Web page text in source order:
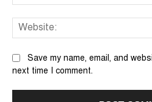
Save my name, email, and
next time I comment.